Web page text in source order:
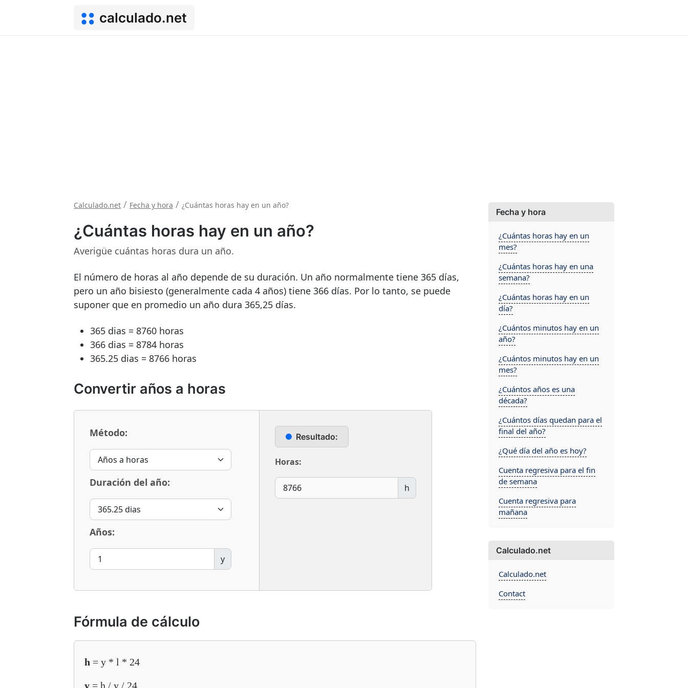
calculado.net
Calculado.net / Fecha y hora / ¿Cuántas horas hay en un año?
¿Cuántas horas hay en un año?
Averigüe cuántas horas dura un año.
El número de horas al año depende de su duración. Un año normalmente tiene 365 días,
pero un año bisiesto (generalmente cada 4 años) tiene 366 días. Por lo tanto, se puede
suponer que en promedio un año dura 365,25 días.
365 dias = 8760 horas
366 dias = 8784 horas
365.25 dias = 8766 horas
Convertir años a horas
Método:
Duración del año:
Años:
y
Resultado:
Horas:
h
Fórmula de cálculo
h = y * l * 24
y = h / y / 24
Fecha y hora
¿Cuántas horas hay en un
mes?
¿Cuántas horas hay en una
semana?
¿Cuántas horas hay en un
día?
¿Cuántos minutos hay en un
año?
¿Cuántos minutos hay en un
mes?
¿Cuántos años es una
década?
¿Cuántos días quedan para el
final del año?
¿Qué día del año es hoy?
Cuenta regresiva para el fin
de semana
Cuenta regresiva para
mañana
Calculado.net
Calculado.net
Contact